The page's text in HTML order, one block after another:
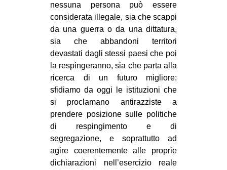
nessuna persona può essere
considerata illegale, sia che scappi
da una guerra o da una dittatura,
sia che abbandoni territori
devastati dagli stessi paesi che poi
la respingeranno, sia che parta alla
ricerca di un futuro migliore:
sfidiamo da oggi le istituzioni che
si proclamano antirazziste a
prendere posizione sulle politiche
di respingimento e di
segregazione, e soprattutto ad
agire coerentemente alle proprie
dichiarazioni nell’esercizio reale